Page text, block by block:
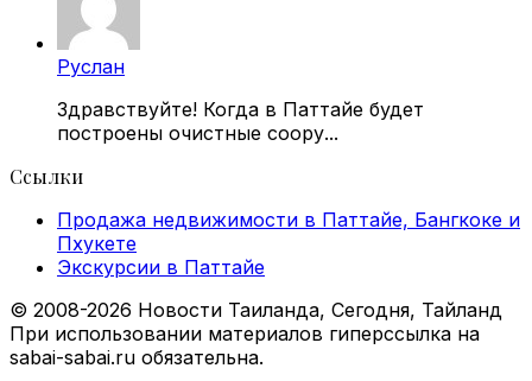
Руслан
Здравствуйте! Когда в Паттайе будет
построены очистные соору...
Ссылки
Продажа недвижимости в Паттайе, Бангкоке и
Пхукете
Экскурсии в Паттайе
© 2008-2026 Новости Таиланда, Сегодня, Тайланд
При использовании материалов гиперссылка на
sabai-sabai.ru обязательна.